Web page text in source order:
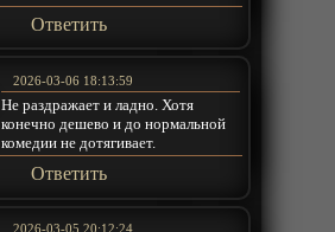
Ответить
2026-03-06 18:13:59
Не раздражает и ладно. Хотя
конечно дешево и до нормальной
комедии не дотягивает.
Ответить
2026-03-05 20:12:24